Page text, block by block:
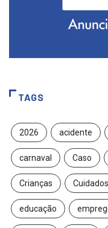
TAGS
2026 acidente
carnaval Caso
Crianças Cuidados
educação